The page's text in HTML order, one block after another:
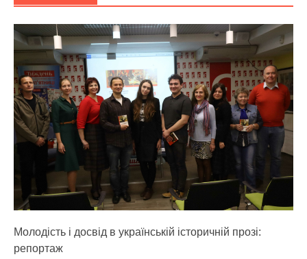
Молодість і досвід в українській історичній прозі:
репортаж